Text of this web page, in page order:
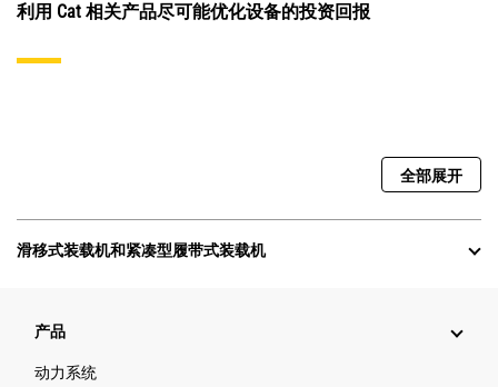
利用 Cat 相关产品尽可能优化设备的投资回报
全部展开
滑移式装载机和紧凑型履带式装载机
产品
动力系统